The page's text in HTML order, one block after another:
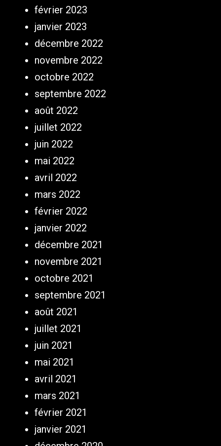
février 2023
janvier 2023
décembre 2022
novembre 2022
octobre 2022
septembre 2022
août 2022
juillet 2022
juin 2022
mai 2022
avril 2022
mars 2022
février 2022
janvier 2022
décembre 2021
novembre 2021
octobre 2021
septembre 2021
août 2021
juillet 2021
juin 2021
mai 2021
avril 2021
mars 2021
février 2021
janvier 2021